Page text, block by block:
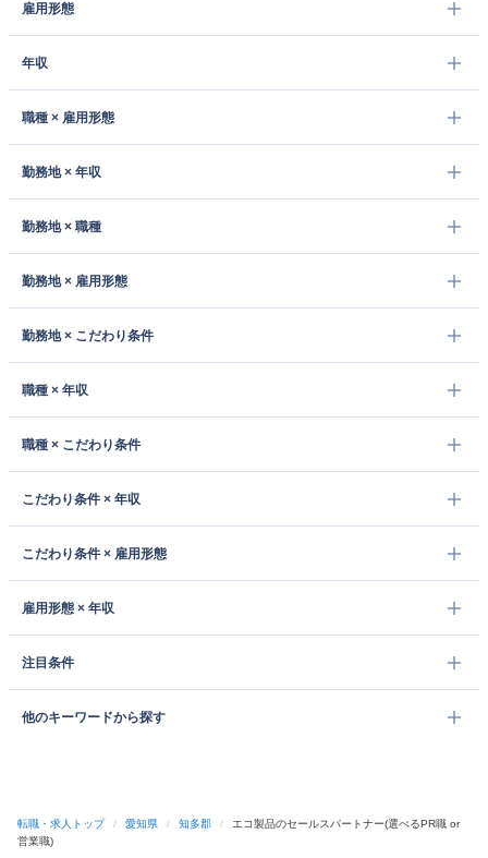
雇用形態
年収
職種 × 雇用形態
勤務地 × 年収
勤務地 × 職種
勤務地 × 雇用形態
勤務地 × こだわり条件
職種 × 年収
職種 × こだわり条件
こだわり条件 × 年収
こだわり条件 × 雇用形態
雇用形態 × 年収
注目条件
他のキーワードから探す
転職・求人トップ / 愛知県 / 知多郡 /
エコ製品のセールスパートナー(選べるPR職 or
営業職)